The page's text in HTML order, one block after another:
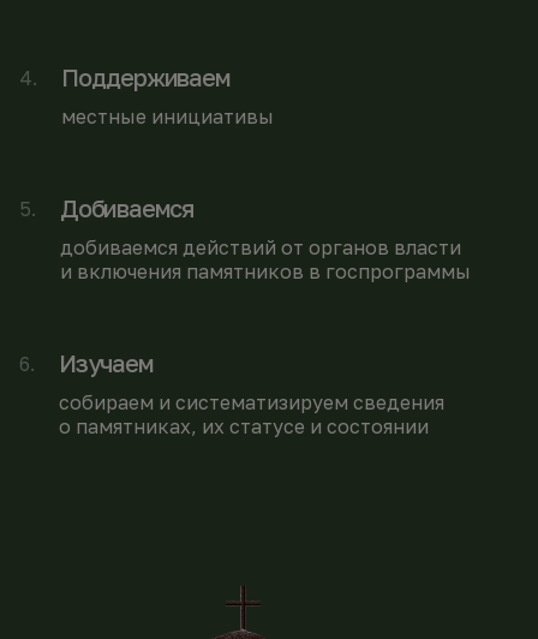
4. Поддерживаем
местные инициативы
5. Добиваемся
добиваемся действий от органов власти
и включения памятников в госпрограммы
6. Изучаем
собираем и систематизируем сведения
о памятниках, их статусе и состоянии